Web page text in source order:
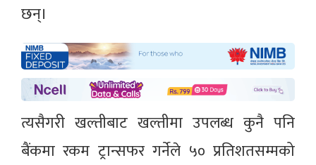
छन्।
त्यसैगरी खल्तीबाट खल्तीमा उपलब्ध कुनै पनि
बैंकमा रकम ट्रान्सफर गर्नेले ५० प्रतिशतसम्मको